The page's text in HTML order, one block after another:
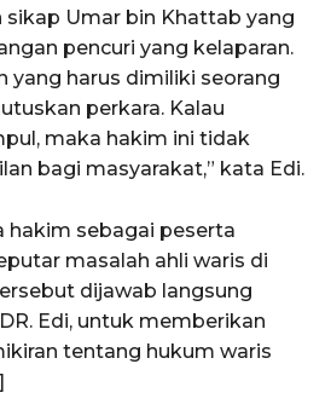
NOW
Umar bin Khattab yang
pencuri yang kelaparan.
yang harus dimiliki seorang
perkara. Kalau
maka hakim ini tidak
bagi masyarakat,” kata Edi.
hakim sebagai peserta
masalah ahli waris di
dijawab langsung
Edi, untuk memberikan
tentang hukum waris